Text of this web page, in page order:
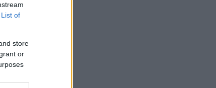
List of
store
or